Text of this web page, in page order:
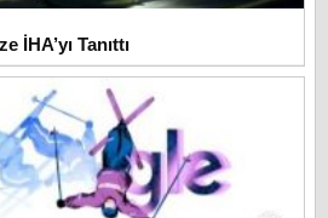
İHA’yı Tanıttı